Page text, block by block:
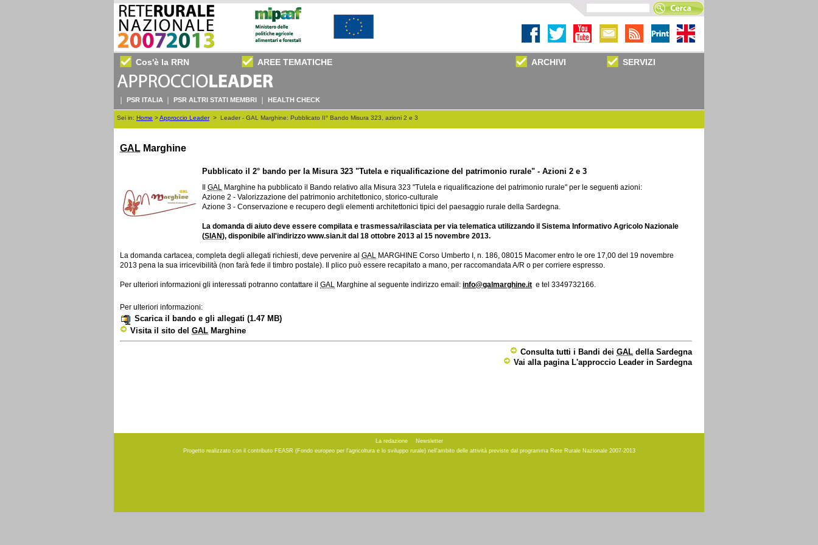
Cos'è la RRN AREE TEMATICHE ARCHIVI SERVIZI
PSR ITALIA PSR ALTRI STATI MEMBRI HEALTH CHECK
Sei in: Home >Approccio Leader> Leader - GAL Marghine: Pubblicato II° Bando Misura 323, azioni 2 e 3
GAL Marghine
Pubblicato il 2° bando per la Misura 323 "Tutela e riqualificazione del patrimonio rurale" - Azioni 2 e 3
GAL Marghine ha pubblicato il Bando relativo alla Misura 323 "Tutela e riqualificazione del patrimonio rurale" per le seguenti azioni:
Azione 2 - Valorizzazione del patrimonio architettonico, storico-culturale
Azione 3 - Conservazione e recupero degli elementi architettonici tipici del paesaggio rurale della Sardegna.
La domanda di aiuto deve essere compilata e trasmessa/rilasciata per via telematica utilizzando il Sistema Informativo Agricolo Nazionale
(SIAN), disponibile all'indirizzo www.sian.it dal 18 ottobre 2013 al 15 novembre 2013.
La domanda cartacea, completa degli allegati richiesti, deve pervenire al GAL MARGHINE Corso Umberto I, n. 186, 08015 Macomer entro le ore 17,00 del 19 novembre
2013 pena la sua irricevibilità (non farà fede il timbro postale). Il plico può essere recapitato a mano, per raccomandata A/R o per corriere espresso.
Per ulteriori informazioni gli interessati potranno contattare il GAL Marghine al seguente indirizzo email: info@galmarghine.it e tel 3349732166.
Per ulteriori informazioni:
Scarica il bando e gli allegati (1.47 MB)
Visita il sito del GAL Marghine
Consulta tutti i Bandi dei GAL della Sardegna
Vai alla pagina L'approccio Leader in Sardegna
La redazione
Newsletter
Progetto realizzato con il contributo FEASR (Fondo europeo per l'agricoltura e lo sviluppo rurale) nell'ambito delle attività previste dal programma Rete Rurale Nazionale 2007-2013